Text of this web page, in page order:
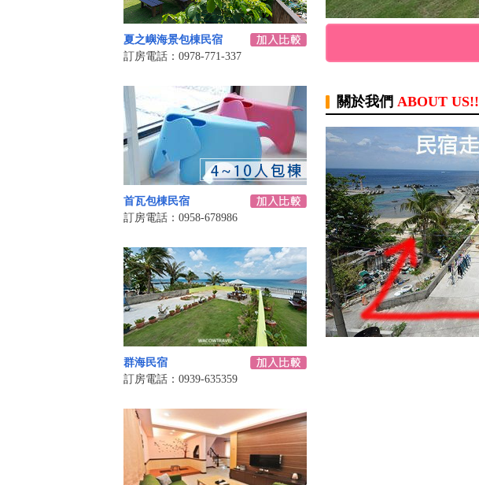
夏之嶼海景包棟民宿
訂房電話：0978-771-337
首瓦包棟民宿
訂房電話：0958-678986
群海民宿
訂房電話：0939-635359
關於我們 ABOUT US!!